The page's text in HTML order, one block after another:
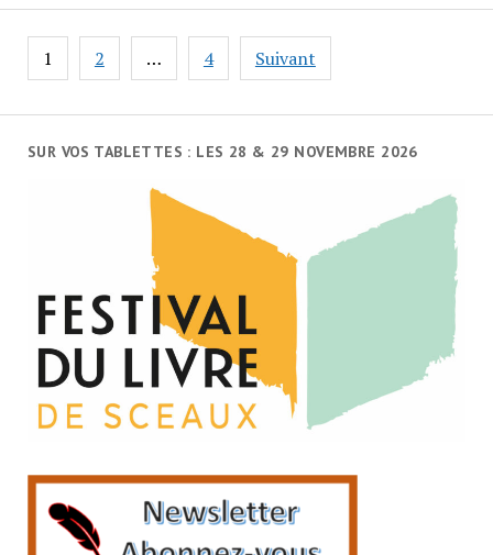
SUR VOS TABLETTES : LES 28 & 29 NOVEMBRE 2026
Navigation
des
1 2 … 4 Suivant